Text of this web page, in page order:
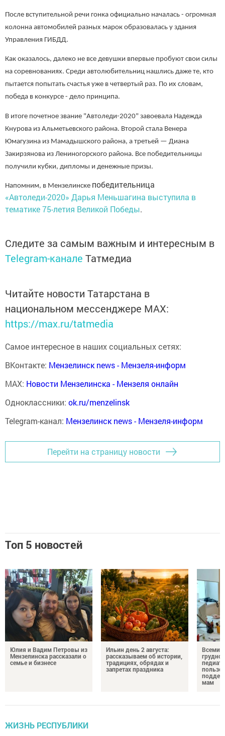
После вступительной речи гонка официально началась - огромная
колонна автомобилей разных марок образовалась у здания
Управления ГИБДД.
Как оказалось, далеко не все девушки впервые пробуют свои силы
на соревнованиях. Среди автолюбительниц нашлись даже те, кто
пытается попытать счастья уже в четвертый раз. По их словам,
победа в конкурсе - дело принципа.
В итоге почетное звание "Автоледи-2020" завоевала Надежда
Кнурова из Альметьевского района. Второй стала Венера
Юмагузина из Мамадышского района, а третьей — Диана
Закирзянова из Лениногорского района. Все победительницы
получили кубки, дипломы и денежные призы.
Напомним, в Мензелинске победительница
«Автоледи-2020» Дарья Меньшагина выступила в
тематике 75-летия Великой Победы.
Следите за самым важным и интересным в
Telegram-канале Татмедиа
Читайте новости Татарстана в
национальном мессенджере MАХ:
https://max.ru/tatmedia
Самое интересное в наших социальных сетях:
ВКонтакте: Мензелинск news - Мензеля-информ
MAX: Новости Мензелинска - Мензеля онлайн
Одноклассники: ok.ru/menzelinsk
Telegram-канал: Мензелинск news - Мензеля-информ
Перейти на страницу новости
Топ 5 новостей
Юлия и Вадим Петровы из
Мензелинска рассказали о
семье и бизнесе
Ильин день 2 августа:
рассказываем об истории,
традициях, обрядах и
запретах праздника
пользе
мам
ЖИЗНЬ РЕСПУБЛИКИ